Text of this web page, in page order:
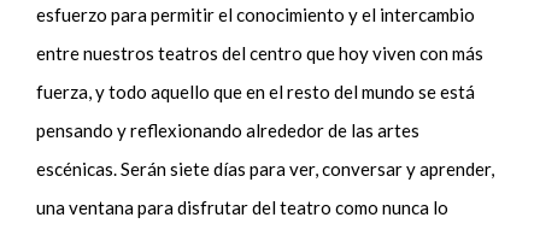
esfuerzo para permitir el conocimiento y el intercambio
entre nuestros teatros del centro que hoy viven con más
fuerza, y todo aquello que en el resto del mundo se está
pensando y reflexionando alrededor de las artes
escénicas. Serán siete días para ver, conversar y aprender,
una ventana para disfrutar del teatro como nunca lo